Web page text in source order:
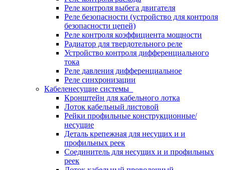
Реле контроля выбега двигателя
Реле безопасности (устройство для контроля
безопасности цепей)
Реле контроля коэффициента мощности
Радиатор для твердотельного реле
Устройство контроля дифференциального
тока
Реле давления дифференциальное
Реле синхронизации
Кабеленесущие системы
Кронштейн для кабельного лотка
Лоток кабельный листовой
Рейки профильные конструкционные/
несущие
Деталь крепежная для несущих и и
профильных реек
Соединитель для несущих и и профильных
реек